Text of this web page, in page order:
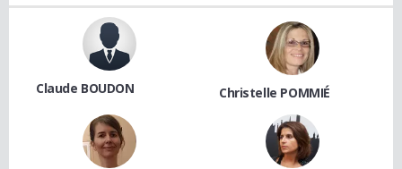
Claude BOUDON Christelle POMMIÉ